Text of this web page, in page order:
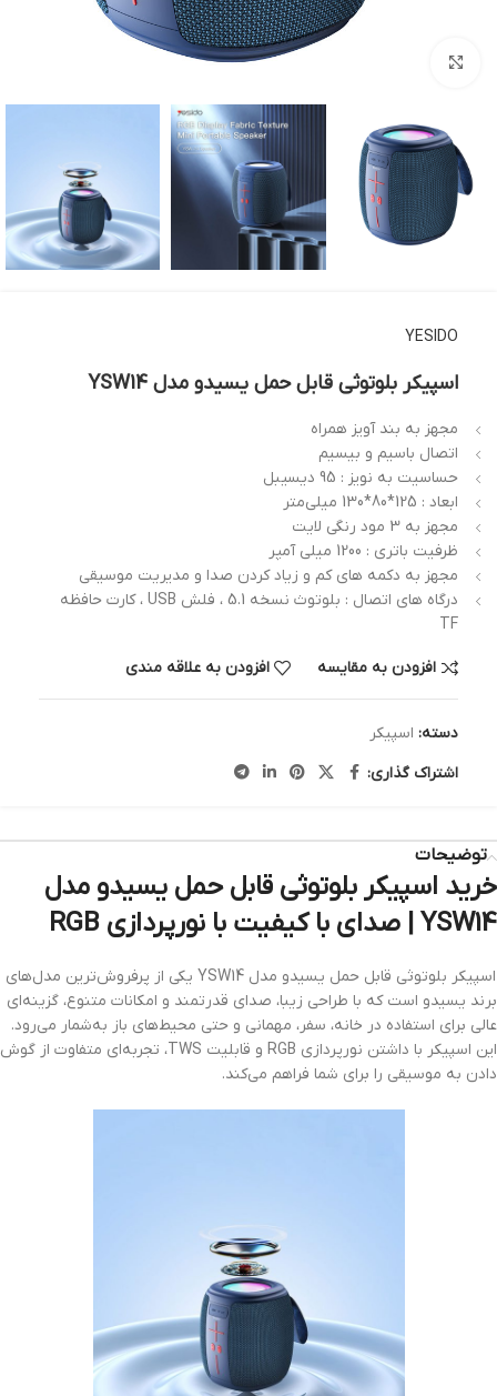
YESIDO
اسپیکر بلوتوثی قابل حمل یسیدو مدل YSW14
مجهز به بند آویز همراه
اتصال باسیم و بیسیم
حساسیت به نویز : 95 دیسیبل
ابعاد : 125*80*130 میلی‌متر
مجهز به 3 مود رنگی لایت
ظرفیت باتری : 1200 میلی آمپر
مجهز به دکمه های کم و زیاد کردن صدا و مدیریت موسیقی
درگاه های اتصال : بلوتوث نسخه 5.1 ، فلش USB ، کارت حافظه
TF
افزودن به مقایسه افزودن به علاقه مندی
دسته: اسپیکر
اشتراک گذاری:
توضیحات
خرید اسپیکر بلوتوثی قابل حمل یسیدو مدل
YSW14 | صدای با کیفیت با نورپردازی RGB
اسپیکر بلوتوثی قابل حمل یسیدو مدل YSW14 یکی از پرفروش‌ترین مدل‌های
برند یسیدو است که با طراحی زیبا، صدای قدرتمند و امکانات متنوع، گزینه‌ای
عالی برای استفاده در خانه، سفر، مهمانی و حتی محیط‌های باز به‌شمار می‌رود.
این اسپیکر با داشتن نورپردازی RGB و قابلیت TWS، تجربه‌ای متفاوت از گوش
دادن به موسیقی را برای شما فراهم می‌کند.